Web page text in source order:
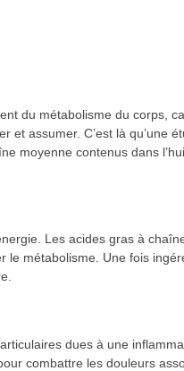
du métabolisme du corps,
assumer. C’est là qu’une
moyenne contenus dans
Les acides gras à
métabolisme. Une fois
dues à une
combattre les douleurs